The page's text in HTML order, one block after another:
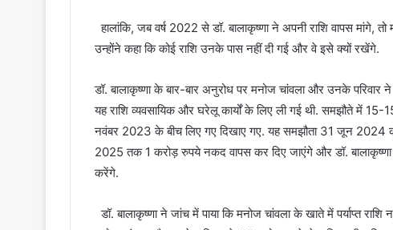
हालांकि, जब वर्ष 2022 से डॉ. बालाकृष्णा ने अपनी राशि वापस मांगे,
उन्होंने कहा कि कोई राशि उनके पास नहीं दी गई और वे इसे क्यों रखेंगे.
डॉ. बालाकृष्णा के बार-बार अनुरोध पर मनोज चांवला और उनके
यह राशि व्यवसायिक और घरेलू कार्यों के लिए ली गई थी. समझौते में
नवंबर 2023 के बीच लिए गए दिखाए गए. यह समझौता 31 जून 2024
2025 तक 1 करोड़ रुपये नकद वापस कर दिए जाएंगे और डॉ. बालाकृष्णा
करेंगे.
डॉ. बालाकृष्णा ने जांच में पाया कि मनोज चांवला के खाते में पर्याप्त